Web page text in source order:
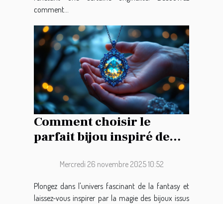
comment...
Comment choisir le
parfait bijou inspiré de
Mercredi 26 novembre 2025 10:52
Plongez dans l'univers fascinant de la fantasy et
laissez-vous inspirer par la magie des bijoux issus